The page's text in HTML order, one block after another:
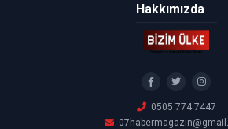
Hakkımızda
0505 774 7447